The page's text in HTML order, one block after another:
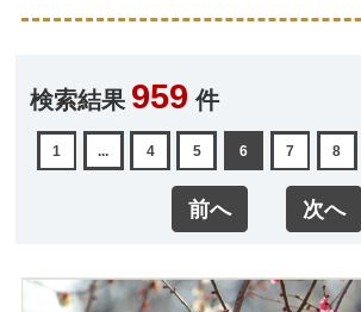
検索結果 959 件
前へ
1 ... 4 5 6 7 8
次へ